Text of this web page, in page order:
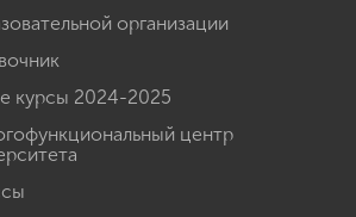
организации
курсы 2024-2025
центр